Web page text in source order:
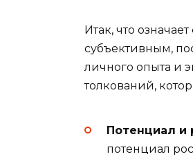
Итак, что
субъективным,
личного опыта и
толкований,
Потенциал и
потенциал